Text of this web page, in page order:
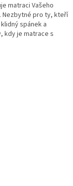
matraci Vašeho
Nezbytné pro ty, kteří
spánek a
kdy je matrace s